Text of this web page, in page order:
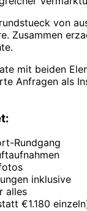
von
Zusammen
mit beiden
Anfragen als
Rundgang
inklusive
alles
€1.180